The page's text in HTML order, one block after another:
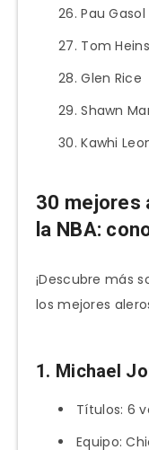
Pau Gasol
Tom
Glen Rice
Shawn
Kawhi
30 mejores
la NBA:
¡Descubre más
los mejores
1. Michael
Títulos: 6
Equipo: